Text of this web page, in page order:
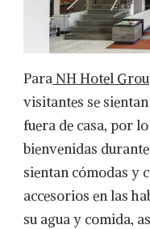
ParaNH Hotel
visitantes se
fuera de casa, por
bienvenidas
sientan cómodas y
accesorios en las
su agua y comida,